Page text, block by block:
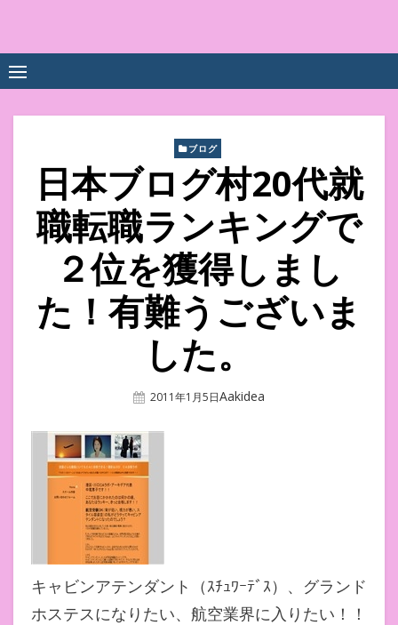
content
数UPｽｸｰﾙ
ブログ
日本ブログ村20代就
職転職ランキングで
２位を獲得しまし
た！有難うございま
した。
Posted
2011年1月5日Author
Aakidea
キャビンアテンダント（ｽﾁｭﾜｰﾃﾞｽ）、グランド
ホステスになりたい、航空業界に入りたい！！